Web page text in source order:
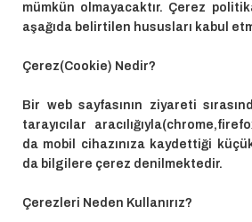
mümkün olmayacaktır. Çerez
aşağıda belirtilen hususları kabul
Çerez(Cookie) Nedir?
Bir web sayfasının ziyareti
tarayıcılar
da mobil cihazınıza kaydettiği
da bilgilere çerez denilmektedir.
Çerezleri Neden Kullanırız?